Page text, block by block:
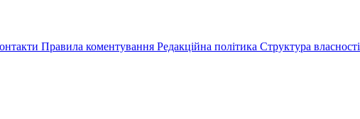
Правила коментування Редакційна політика Структура власності